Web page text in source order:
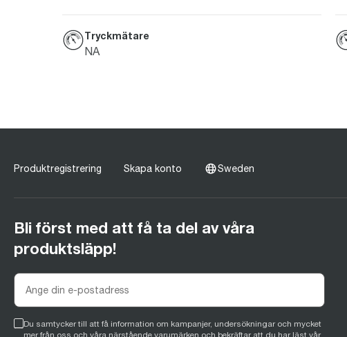
Tryckmätare
NA
Produktregistrering Skapa konto Sweden
Bli först med att få ta del av våra
produktsläpp!
Du samtycker till att få information om kampanjer, undersökningar och mycket
mer från oss och våra närstående varumärken och bekräftar att du har läst vår